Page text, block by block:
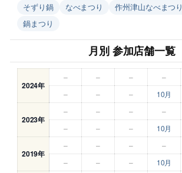
そずり鍋 なべまつり 作州津山なべまつり
鍋まつり
月別 参加店舗一覧
2024年
– – – –
–
– – 10月
2023年
– – – –
–
– – 10月
2019年
– – – –
–
– – 10月